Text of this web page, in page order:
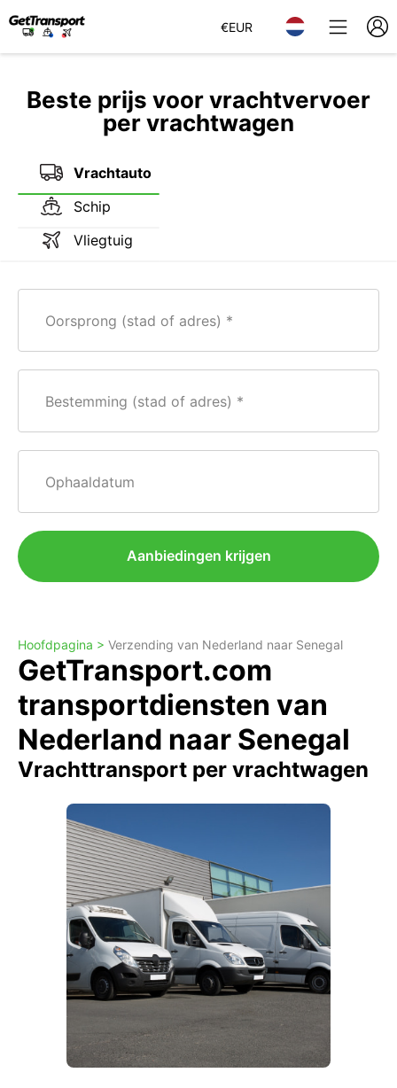
€EUR
Beste prijs voor vrachtvervoer
per vrachtwagen
Vrachtauto
Schip
Vliegtuig
Oorsprong (stad of adres)
Bestemming (stad of adres)
Ophaaldatum
Aanbiedingen krijgen
Hoofdpagina > Verzending van Nederland naar Senegal
GetTransport.com
transportdiensten van
Nederland naar Senegal
Vrachttransport per vrachtwagen